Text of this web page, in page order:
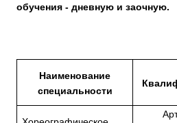
обучения - дневную и заочную.
Наименование
специальности